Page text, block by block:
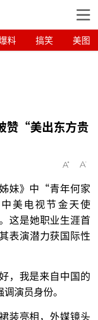
料 搞笑 美图
赞“美出东方贵
妹》中“青年何家
美电视节金天使
这是她职业生涯首
表演潜力获国际性
，我是来自中国的
演员身份。
装亮相，外媒镜头